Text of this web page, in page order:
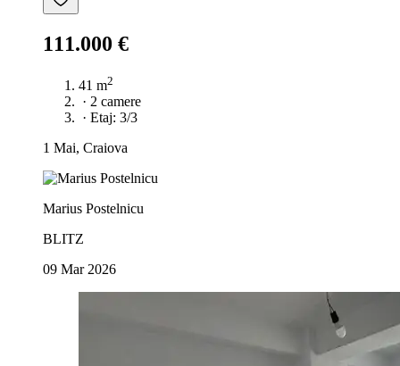
111.000 €
41 m2
· 2 camere
· Etaj: 3/3
1 Mai, Craiova
Marius Postelnicu
BLITZ
09 Mar 2026